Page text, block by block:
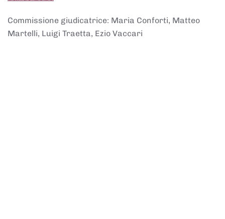
Commissione giudicatrice: Maria Conforti, Matteo
Martelli, Luigi Traetta, Ezio Vaccari